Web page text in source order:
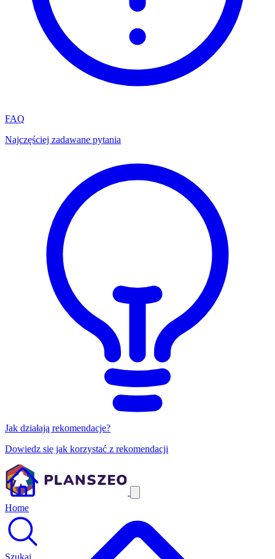
FAQ
Najczęściej zadawane pytania
Jak działają rekomendacje?
Dowiedz się jak korzystać z rekomendacji
Home
Szukaj